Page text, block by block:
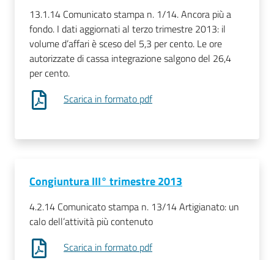
13.1.14 Comunicato stampa n. 1/14. Ancora più a
fondo. I dati aggiornati al terzo trimestre 2013: il
volume d’affari è sceso del 5,3 per cento. Le ore
autorizzate di cassa integrazione salgono del 26,4
per cento.
Scarica in formato pdf
Congiuntura III° trimestre 2013
4.2.14 Comunicato stampa n. 13/14 Artigianato: un
calo dell’attività più contenuto
Scarica in formato pdf